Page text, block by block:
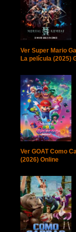
Ver Super Mario
La película (2025)
Ver GOAT Como
(2026) Online